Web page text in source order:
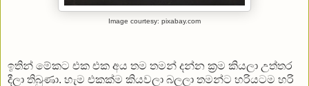
Image courtesy: pixabay.com
ඉතින් මේකට එක එක අය තම තමන් දන්න ක්‍රම කියලා උත්තර
දීලා තිබුණා. හැම එකක්ම කියවලා බලලා තමන්ට හරියටම හරි